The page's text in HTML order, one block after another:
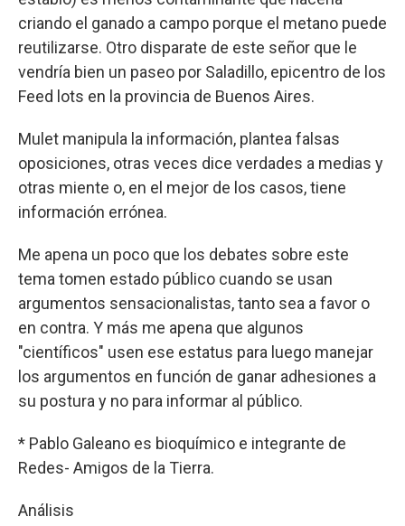
criando el ganado a campo porque el metano puede
reutilizarse. Otro disparate de este señor que le
vendría bien un paseo por Saladillo, epicentro de los
Feed lots en la provincia de Buenos Aires.
Mulet manipula la información, plantea falsas
oposiciones, otras veces dice verdades a medias y
otras miente o, en el mejor de los casos, tiene
información errónea.
Me apena un poco que los debates sobre este
tema tomen estado público cuando se usan
argumentos sensacionalistas, tanto sea a favor o
en contra. Y más me apena que algunos
"científicos" usen ese estatus para luego manejar
los argumentos en función de ganar adhesiones a
su postura y no para informar al público.
* Pablo Galeano es bioquímico e integrante de
Redes- Amigos de la Tierra.
Análisis